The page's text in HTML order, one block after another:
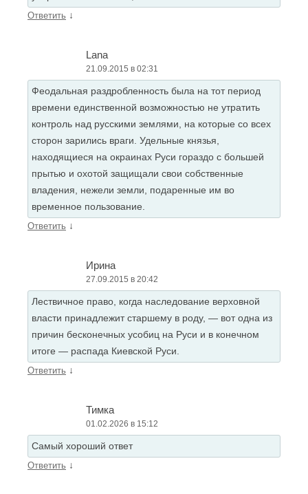
Ответить ↓
Lana
21.09.2015 в 02:31
Феодальная раздробленность была на тот период
времени единственной возможностью не утратить
контроль над русскими землями, на которые со всех
сторон зарились враги. Удельные князья,
находящиеся на окраинах Руси гораздо с большей
прытью и охотой защищали свои собственные
владения, нежели земли, подаренные им во
временное пользование.
Ответить ↓
Ирина
27.09.2015 в 20:42
Лествичное право, когда наследование верховной
власти принадлежит старшему в роду, — вот одна из
причин бесконечных усобиц на Руси и в конечном
итоге — распада Киевской Руси.
Ответить ↓
Тимка
01.02.2026 в 15:12
Самый хороший ответ
Ответить ↓